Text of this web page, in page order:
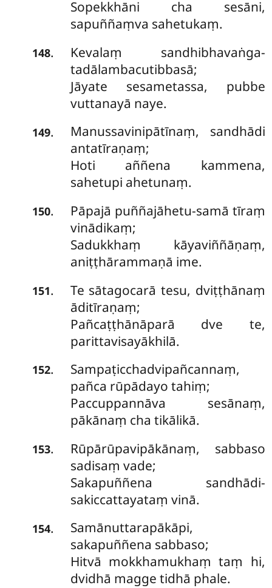
Sopekkhāni cha sesāni,
sapuññaṃva sahetukaṃ.
148.
Kevalaṃ sandhibhavaṅga-
tadālambacutibbasā;
Jāyate sesametassa, pubbe
vuttanayā naye.
149.
Manussavinipātīnaṃ, sandhādi
antatīraṇaṃ;
Hoti aññena kammena,
sahetupi ahetunaṃ.
150.
Pāpajā puññajāhetu-samā tīraṃ
vinādikaṃ;
Sadukkhaṃ kāyaviññāṇaṃ,
aniṭṭhārammaṇā ime.
151. Te sātagocarā tesu, dviṭṭhānaṃ
āditīraṇaṃ;
Pañcaṭṭhānāparā dve te,
parittavisayākhilā.
152.
Sampaṭicchadvipañcannaṃ,
pañca rūpādayo tahiṃ;
Paccuppannāva sesānaṃ,
pākānaṃ cha tikālikā.
153.
Rūpārūpavipākānaṃ, sabbaso
sadisaṃ vade;
Sakapuññena sandhādi-
sakiccattayataṃ vinā.
154.
Samānuttarapākāpi,
sakapuññena sabbaso;
Hitvā mokkhamukhaṃ taṃ hi,
dvidhā magge tidhā phale.